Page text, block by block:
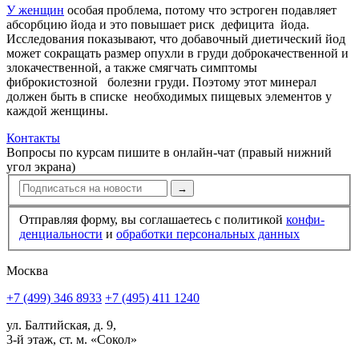
У женщин особая проблема, потому что эстроген подавляет
абсорбцию йода и это повышает риск дефицита йода.
Исследования показывают, что добавочный диетический йод
может сокращать размер опухли в груди доброкачественной и
злокачественной, а также смягчать симптомы
фиброкистозной болезни груди. Поэтому этот минерал
должен быть в списке необходимых пищевых элементов у
каждой женщины.
Контакты
Вопросы по курсам пишите в онлайн-чат (правый нижний
угол экрана)
→
Отправляя форму, вы соглашаетесь с политикой конфи­
ден­циальности и обработки персональных данных
Москва
+7 (499) 346 8933 +7 (495) 411 1240
ул. Балтийская, д. 9,
3-й этаж, ст. м. «Сокол»